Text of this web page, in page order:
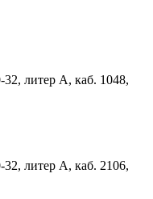
32, литер А, каб. 1048,
32, литер А, каб. 2106,